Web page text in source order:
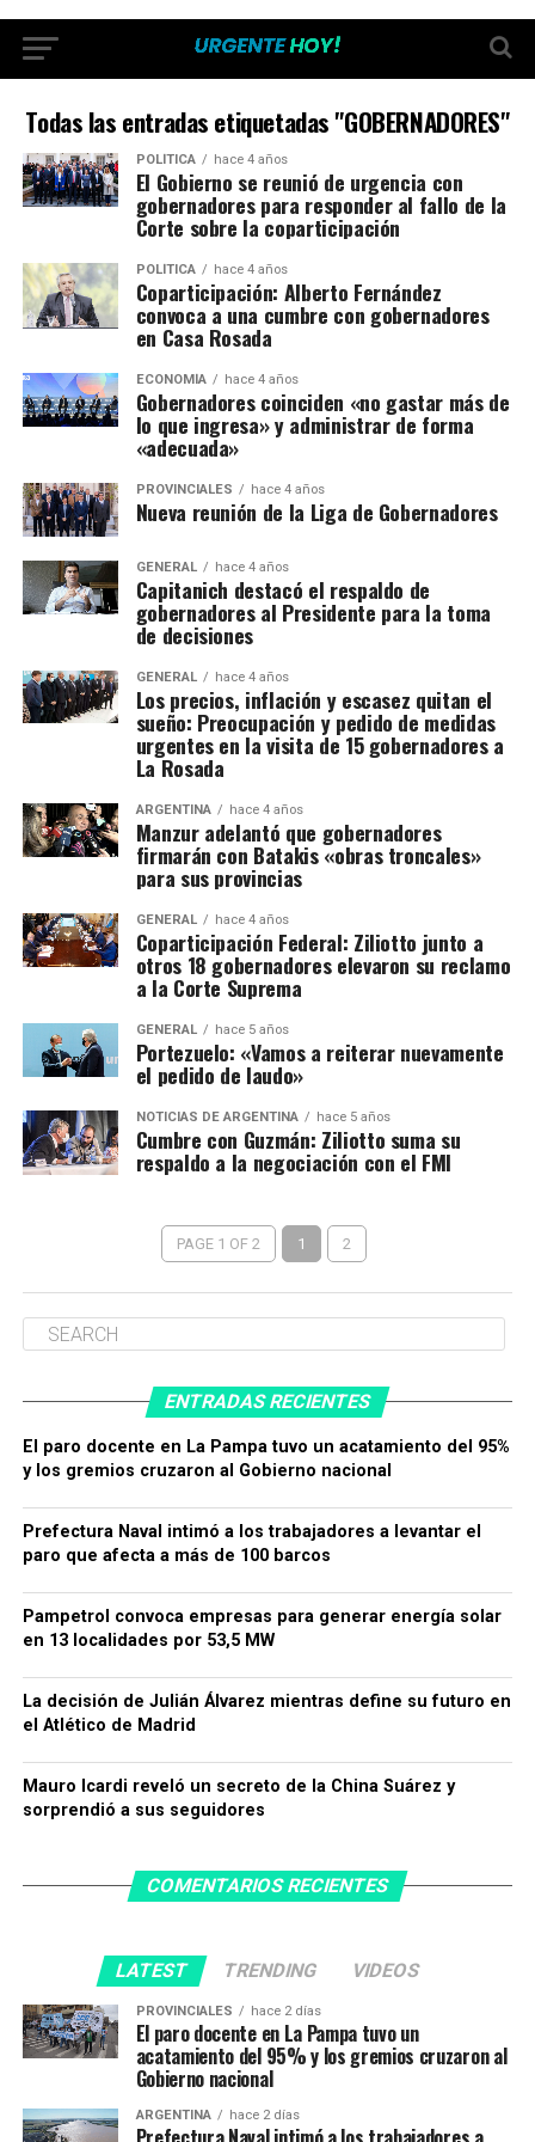
Todas las entradas etiquetadas "GOBERNADORES"
POLÍTICA hace 4 años
El Gobierno se reunió de urgencia con
gobernadores para responder al fallo de la
Corte sobre la coparticipación
POLÍTICA hace 4 años
Coparticipación: Alberto Fernández
convoca a una cumbre con gobernadores
en Casa Rosada
ECONOMÍA hace 4 años
Gobernadores coinciden «no gastar más de
lo que ingresa» y administrar de forma
«adecuada»
PROVINCIALES hace 4 años
Nueva reunión de la Liga de Gobernadores
GENERAL hace 4 años
Capitanich destacó el respaldo de
gobernadores al Presidente para la toma
de decisiones
GENERAL hace 4 años
Los precios, inflación y escasez quitan el
sueño: Preocupación y pedido de medidas
urgentes en la visita de 15 gobernadores a
La Rosada
ARGENTINA hace 4 años
Manzur adelantó que gobernadores
firmarán con Batakis «obras troncales»
para sus provincias
GENERAL hace 4 años
Coparticipación Federal: Ziliotto junto a
otros 18 gobernadores elevaron su reclamo
a la Corte Suprema
GENERAL hace 5 años
Portezuelo: «Vamos a reiterar nuevamente
el pedido de laudo»
NOTICIAS DE ARGENTINA hace 5 años
Cumbre con Guzmán: Ziliotto suma su
respaldo a la negociación con el FMI
PAGE 1 OF 2 1 2
ENTRADAS RECIENTES
El paro docente en La Pampa tuvo un acatamiento del 95%
y los gremios cruzaron al Gobierno nacional
Prefectura Naval intimó a los trabajadores a levantar el
paro que afecta a más de 100 barcos
Pampetrol convoca empresas para generar energía solar
en 13 localidades por 53,5 MW
La decisión de Julián Álvarez mientras define su futuro en
el Atlético de Madrid
Mauro Icardi reveló un secreto de la China Suárez y
sorprendió a sus seguidores
COMENTARIOS RECIENTES
LATEST TRENDING VIDEOS
PROVINCIALES hace 2 días
El paro docente en La Pampa tuvo un
acatamiento del 95% y los gremios cruzaron al
Gobierno nacional
ARGENTINA hace 2 días